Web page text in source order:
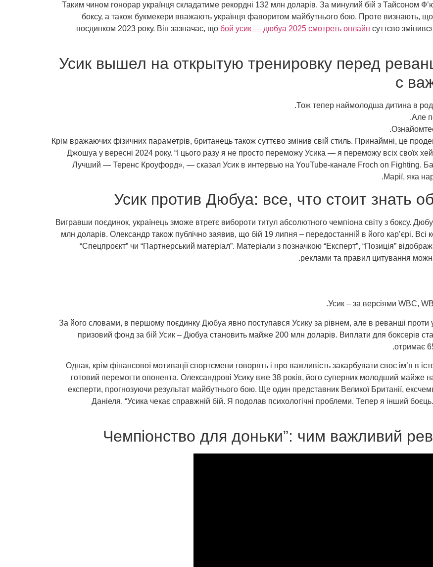
Таким чином гонорар українця складатиме рекордні 132 млн доларів. За минулий бій з Тайсоном
боксу, а також букмекери вважають українця фаворитом майбутнього бою. Проте визнають,
поєдинком 2023 року. Він зазначає, що бой усик — дюбуа 2025 смотреть онлайн суттєво
Усик вышел на открытую тренировку перед
с
Тож тепер наймолодша дитина в
Але
Крім вражаючих фізичних параметрів, британець також суттєво змінив свій стиль. Принаймні, це
Джошуа у вересні 2024 року. “І цього разу я не просто переможу Усика — я переможу всіх своїх
Лучший — Теренс Кроуфорд», — сказал Усик в интервью на YouTube-канале Froch on Fighting.
Марії, яка
Усик против Дюбуа: все, что стоит знать
Вигравши поєдинок, українець зможе втретє вибороти титул абсолютного чемпіона світу з боксу.
млн доларів. Олександр також публічно заявив, що бій 19 липня – передостанній в його кар’єрі. Всі
“Спецпроєкт” чи “Партнерський матеріал”. Матеріали з позначкою “Експерт”, “Позиція”
реклами та правил цитування
Усик – за версіями WBC,
За його словами, в першому поєдинку Дюбуа явно поступався Усику за рівнем, але в реванші проти
призовий фонд за бій Усик – Дюбуа становить майже 200 млн доларів. Виплати для боксерів
отримає
Однак, крім фінансової мотивації спортсмени говорять і про важливість закарбувати своє ім’я в
готовий перемогти опонента. Олександрові Усику вже 38 років, його суперник молодший майже
експерти, прогнозуючи результат майбутнього бою. Ще один представник Великої Британії,
Даніеля. “Усика чекає справжній бій. Я подолав психологічні проблеми. Тепер я інший